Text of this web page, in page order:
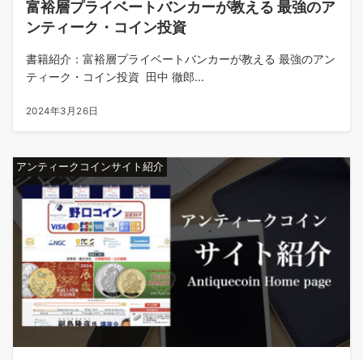
富裕層プライベートバンカーが教える 最強のア
ンティーク・コイン投資
書籍紹介：富裕層プライベートバンカーが教える 最強のアン
ティーク・コイン投資 田中 徹郎...
2024年3月26日
アンティークコインサイト紹介